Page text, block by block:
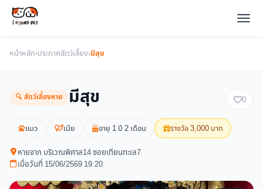
หน้าหลัก›ประกาศสัตว์เลี้ยง›มีสุข
🔍 สัตว์เลี้ยงหาย มีสุข 0
แมว เมีย อายุ 1 ปี 2 เดือน รางวัล 3,000 บาท
หายจาก บริเวณพิศาล14 ซอยเทียนทะเล7
เมื่อวันที่ 15/06/2569 19:20